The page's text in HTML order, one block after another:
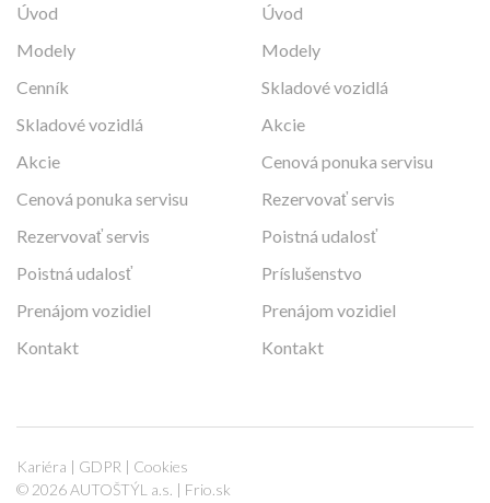
Úvod
Modely
Cenník
Skladové vozidlá
Akcie
Cenová ponuka servisu
Rezervovať servis
Poistná udalosť
Prenájom vozidiel
Kontakt
Úvod
Modely
Skladové vozidlá
Akcie
Cenová ponuka servisu
Rezervovať servis
Poistná udalosť
Príslušenstvo
Prenájom vozidiel
Kontakt
© 2026 AUTOŠTÝL a.s. | Frio.sk
Kariéra | GDPR | Cookies